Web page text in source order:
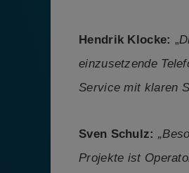
Hendrik Klocke: „
einzusetzende
Service mit klaren
Sven Schulz:
Projekte ist